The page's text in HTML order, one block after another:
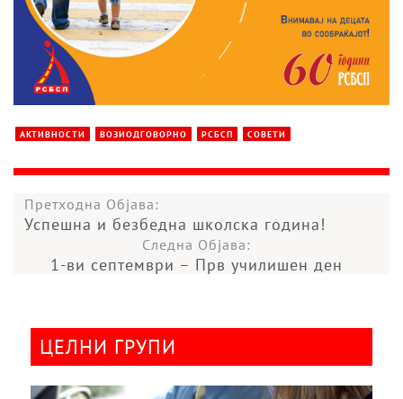
АКТИВНОСТИ ВОЗИОДГОВОРНО РСБСП СОВЕТИ
Претходна Објава:
Успешна и безбедна школска година!
Следна Објава:
1-ви септември – Прв училишен ден
ЦЕЛНИ ГРУПИ